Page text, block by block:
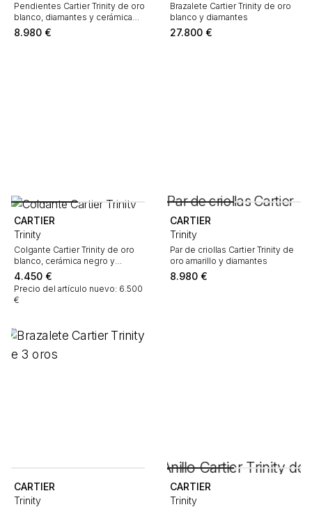
Pendientes Cartier Trinity de oro
blanco, diamantes y cerámica
negro
8.980 €
Brazalete Cartier Trinity de oro
blanco y diamantes
27.800 €
CARTIER
Trinity
Colgante Cartier Trinity de oro
blanco, cerámica negro y
diamantes
4.450 €
Precio del artículo nuevo: 6.500
€
CARTIER
Trinity
Par de criollas Cartier Trinity de
oro amarillo y diamantes
8.980 €
CARTIER
Trinity
CARTIER
Trinity